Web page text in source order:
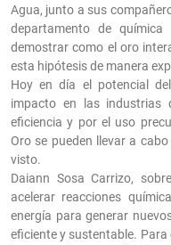
Agua, junto a sus
departamento de
demostrar como el oro
esta hipótesis de manera
Hoy en día el potencial
impacto en las industrias
eficiencia y por el uso
Oro se pueden llevar a
visto.
Daiann Sosa Carrizo,
acelerar reacciones
energía para generar
eficiente y sustentable.